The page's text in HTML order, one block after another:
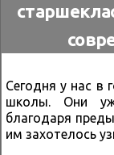
Сегодня у нас в
школы. Они
благодаря
им захотелось